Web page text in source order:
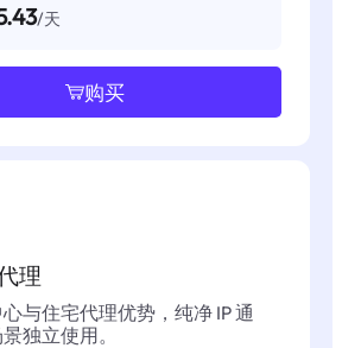
/天
购买
理
与住宅代理优势，纯净 IP 通
独立使用。